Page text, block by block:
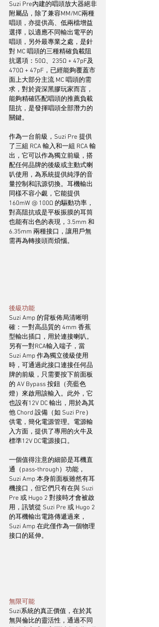
Suzi Pre內建的唱頭放大器絕非
附屬品，除了兼容MM/MC兩種
唱頭，亦提供高、低兩檔增益
選擇，以適應不同輸出電平的
唱頭，另外最專業之處，是針
對 MC 唱頭的三種精確負載阻
抗選項：50Ω、235Ω + 47pF及
470Ω + 47pF，已經能夠覆蓋市
面上大部分主流 MC 唱頭的需
求，對於資深黑膠玩家而言，
能夠精確匹配唱頭的推薦負載
阻抗，是發揮唱頭全部潛力的
關鍵。
作為一台前級，Suzi Pre 提供
了三組 RCA 輸入和一組 RCA 輸
出，它可以作為獨立前級，搭
配任何品牌的後級或主動式喇
叭使用，為系統提供純淨的音
量控制和訊源切換。耳機輸出
同樣不容小覷，它能提供
160mW @ 100Ω 的驅動功率，
對高阻抗或是平板振膜的耳筒
也能有出色的表現，3.5mm 和
6.35mm 兩種接口，讓用戶無
需再為轉接頭而煩惱。
後級功能
Suzi Amp 的背板佈局清晰明
確：一對高品質的 4mm 香蕉
型輸出插口，用於連接喇叭。
另有一對RCA輸入端子，當
Suzi Amp 作為獨立後級使用
時，可通過此接口連接任何品
牌的前級，只需要按下前面板
的 AV Bypass 按鈕（亮藍色
燈）來啟用該輸入。此外，它
也設有12V DC 輸出，用於為其
他 Chord 設備（如 Suzi Pre）
供電，簡化電源管理。電源輸
入方面，提供了專用的火牛及
標準12V DC電源接口。
一個值得注意的細節是耳機直
通（pass-through）功能，
Suzi Amp 本身前面板雖然有耳
機接口，但它們只有在與 Suzi
Pre 或 Hugo 2 對接時才會被啟
用，訊號從 Suzi Pre 或 Hugo 2
的耳機輸出電路傳遞過來，
Suzi Amp 在此僅作為一個物理
接口的延伸。
無限可能
Suzi系統的真正價值，在於其
無與倫比的靈活性，通過不同